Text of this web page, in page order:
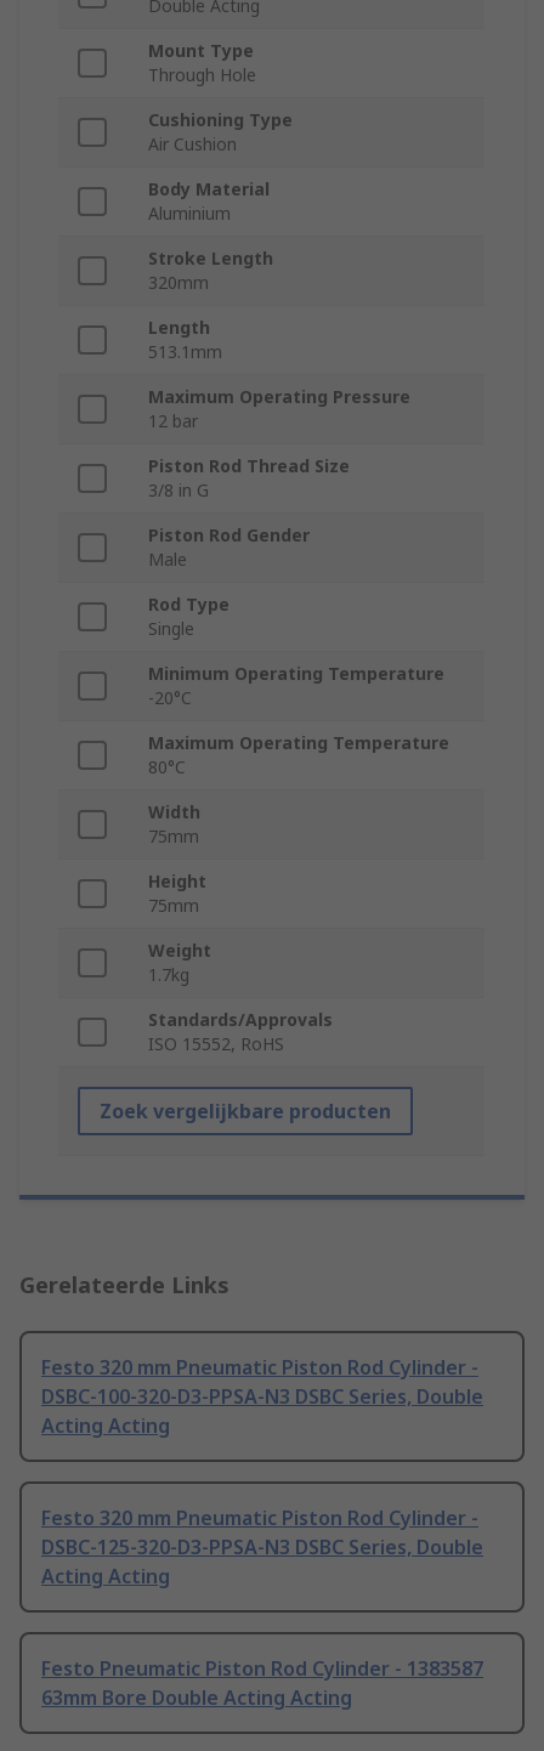
Double Acting
Mount Type
Through Hole
Cushioning Type
Air Cushion
Body Material
Aluminium
Stroke Length
320mm
Length
513.1mm
Maximum Operating Pressure
12 bar
Piston Rod Thread Size
3/8 in G
Piston Rod Gender
Male
Rod Type
Single
Minimum Operating Temperature
-20°C
Maximum Operating Temperature
80°C
Width
75mm
Height
75mm
Weight
1.7kg
Standards/Approvals
ISO 15552, RoHS
Zoek vergelijkbare producten
Gerelateerde Links
Festo 320 mm Pneumatic Piston Rod Cylinder -
DSBC-100-320-D3-PPSA-N3 DSBC Series, Double
Acting Acting
Festo 320 mm Pneumatic Piston Rod Cylinder -
DSBC-125-320-D3-PPSA-N3 DSBC Series, Double
Acting Acting
Festo Pneumatic Piston Rod Cylinder - 1383587
63mm Bore Double Acting Acting